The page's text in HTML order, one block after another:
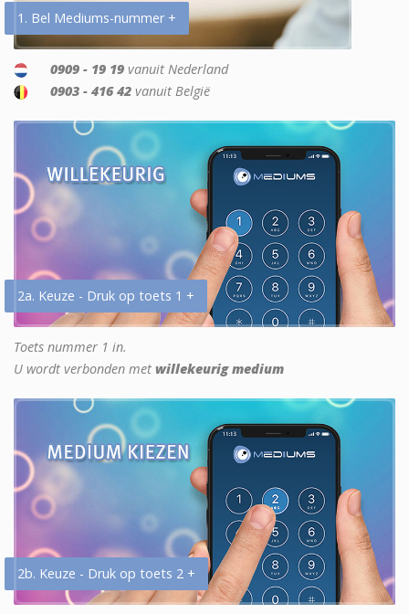
1. Bel Mediums-nummer +
0909 - 19 19 vanuit Nederland
0903 - 416 42 vanuit België
2a. Keuze - Druk op toets 1 +
Toets nummer 1 in.
U wordt verbonden met willekeurig medium
2b. Keuze - Druk op toets 2 +